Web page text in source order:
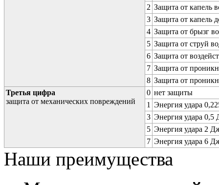
2 Защита от капель
3 Защита от капель
4 Защита от брызг
5 Защита от струй
6 Защита от
7 Защита от
8 Защита от
Третья цифра
защита от механических повреждений
0 нет защиты
1 Энергия удара
3 Энергия удара 0,5
5 Энергия удара 2
7 Энергия удара 6
Наши преимущества